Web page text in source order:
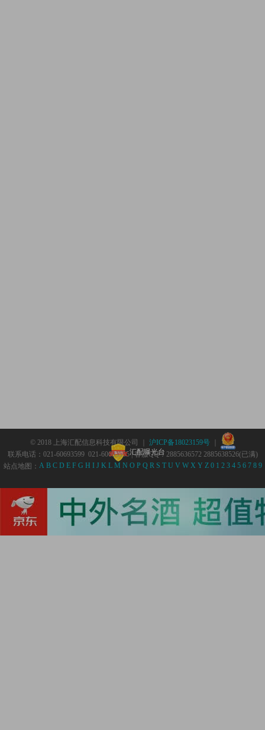
© 2018 上海汇配信息科技有限公司 ｜ 沪ICP备18023159号｜
汇配曝光台
联系电话：021-60693599 021-60693555 | 客服QQ：2885636572 2885638526(已满)
站点地图： A B C D E F G H I J K L M N O P Q R S T U V W X Y Z 0 1 2 3 4 5 6 7 8 9